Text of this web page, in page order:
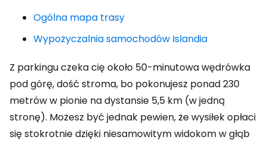
Ogólna mapa trasy
Wypożyczalnia samochodów Islandia
Z parkingu czeka cię około 50-minutowa wędrówka
pod górę, dość stroma, bo pokonujesz ponad 230
metrów w pionie na dystansie 5,5 km (w jedną
stronę). Możesz być jednak pewien, że wysiłek opłaci
się stokrotnie dzięki niesamowitym widokom w głąb